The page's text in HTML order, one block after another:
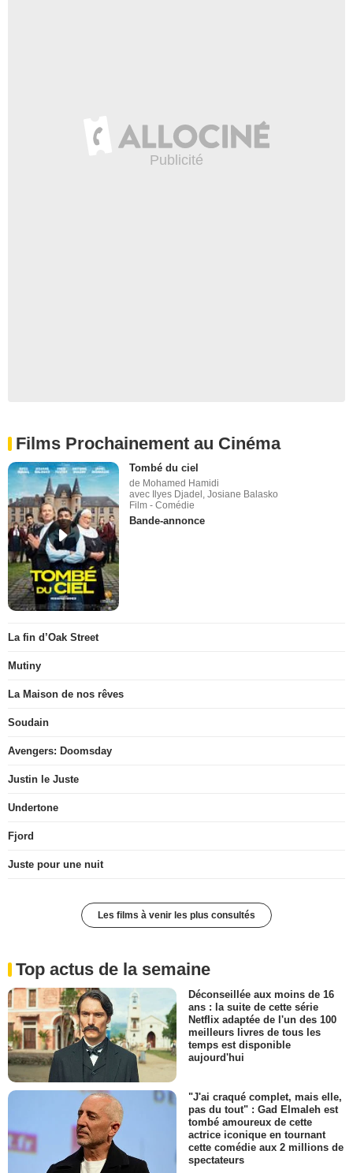
Films Prochainement au Cinéma
Tombé du ciel
de Mohamed Hamidi
avec Ilyes Djadel, Josiane Balasko
Film - Comédie
Bande-annonce
La fin d’Oak Street
Mutiny
La Maison de nos rêves
Soudain
Avengers: Doomsday
Justin le Juste
Undertone
Fjord
Juste pour une nuit
Les films à venir les plus consultés
Top actus de la semaine
Déconseillée aux moins de 16
ans : la suite de cette série
Netflix adaptée de l'un des 100
meilleurs livres de tous les
temps est disponible
aujourd'hui
"J'ai craqué complet, mais elle,
pas du tout" : Gad Elmaleh est
tombé amoureux de cette
actrice iconique en tournant
cette comédie aux 2 millions de
spectateurs